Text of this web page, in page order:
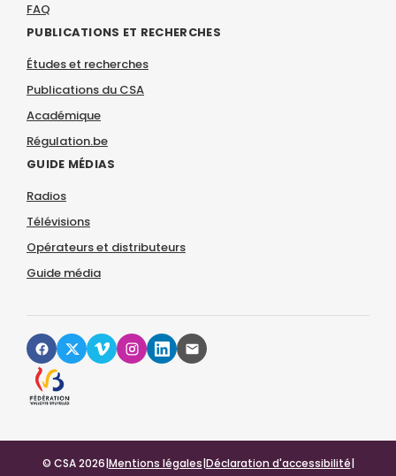
FAQ
PUBLICATIONS ET RECHERCHES
Études et recherches
Publications du CSA
Académique
Régulation.be
GUIDE MÉDIAS
Radios
Télévisions
Opérateurs et distributeurs
Guide média
© CSA 2026|Mentions légales|Déclaration d'accessibilité|